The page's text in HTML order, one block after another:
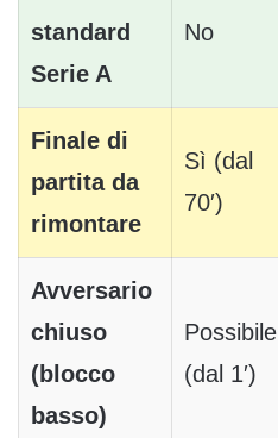
standard
Serie A
No
Finale di
partita da
rimontare
Sì (dal
70′)
Avversario
chiuso
(blocco
basso)
Possibile
(dal 1′)